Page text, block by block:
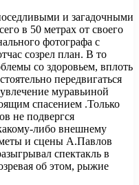
и загадочными
в 50 метрах от своего
фотографа с
созрел план. В то
со здоровьем, вплоть
передвигаться
муравьиной
спасением .Только
не подвергся
либо внешнему
и сцены А.Павлов
спектакль в
об этом, рыжие